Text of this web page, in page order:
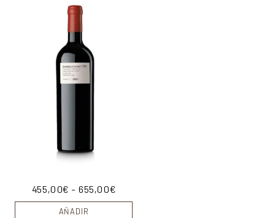
455,00€ - 655,00€Rango de precios: desde 455,00€
AÑADIR